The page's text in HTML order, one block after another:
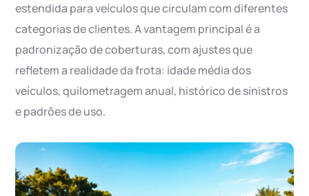
estendida para veículos que circulam com diferentes
categorias de clientes. A vantagem principal é a
padronização de coberturas, com ajustes que
refletem a realidade da frota: idade média dos
veículos, quilometragem anual, histórico de sinistros
e padrões de uso.